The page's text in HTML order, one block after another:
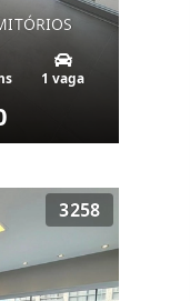
1 vaga
3258